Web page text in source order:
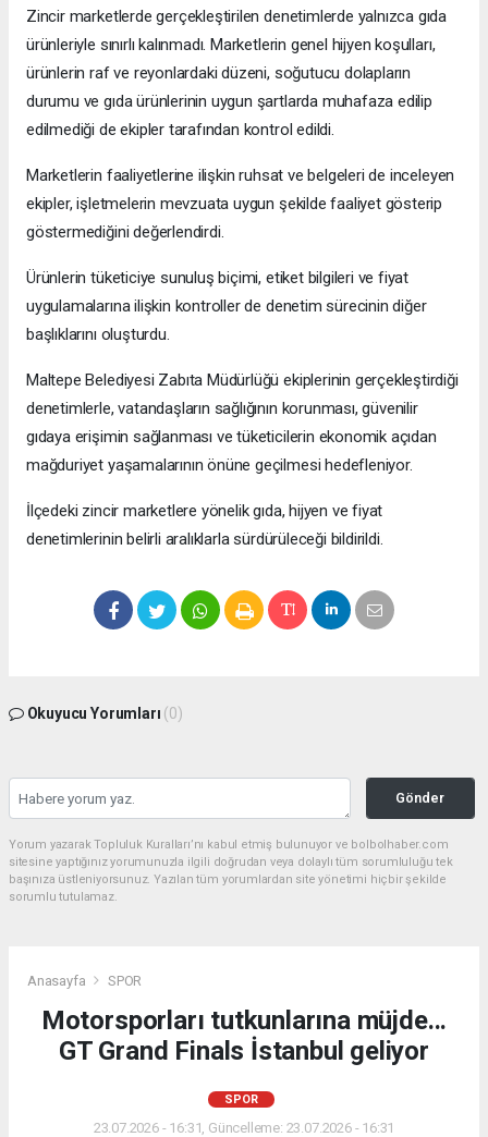
Zincir marketlerde gerçekleştirilen denetimlerde yalnızca gıda
ürünleriyle sınırlı kalınmadı. Marketlerin genel hijyen koşulları,
ürünlerin raf ve reyonlardaki düzeni, soğutucu dolapların
durumu ve gıda ürünlerinin uygun şartlarda muhafaza edilip
edilmediği de ekipler tarafından kontrol edildi.
Marketlerin faaliyetlerine ilişkin ruhsat ve belgeleri de inceleyen
ekipler, işletmelerin mevzuata uygun şekilde faaliyet gösterip
göstermediğini değerlendirdi.
Ürünlerin tüketiciye sunuluş biçimi, etiket bilgileri ve fiyat
uygulamalarına ilişkin kontroller de denetim sürecinin diğer
başlıklarını oluşturdu.
Maltepe Belediyesi Zabıta Müdürlüğü ekiplerinin gerçekleştirdiği
denetimlerle, vatandaşların sağlığının korunması, güvenilir
gıdaya erişimin sağlanması ve tüketicilerin ekonomik açıdan
mağduriyet yaşamalarının önüne geçilmesi hedefleniyor.
İlçedeki zincir marketlere yönelik gıda, hijyen ve fiyat
denetimlerinin belirli aralıklarla sürdürüleceği bildirildi.
Okuyucu Yorumları (0)
Gönder
Yorum yazarak Topluluk Kuralları’nı kabul etmiş bulunuyor ve bolbolhaber.com
sitesine yaptığınız yorumunuzla ilgili doğrudan veya dolaylı tüm sorumluluğu tek
başınıza üstleniyorsunuz. Yazılan tüm yorumlardan site yönetimi hiçbir şekilde
sorumlu tutulamaz.
Anasayfa SPOR
Motorsporları tutkunlarına müjde...
GT Grand Finals İstanbul geliyor
SPOR
23.07.2026 - 16:31, Güncelleme: 23.07.2026 - 16:31